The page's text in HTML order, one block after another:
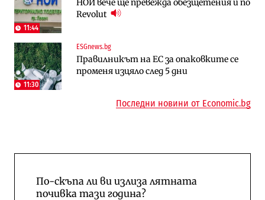
11:44
НОИ вече ще превежда обезщетения и по
Revolut
11:30
ESGnews.bg
Правилникът на ЕС за опаковките се
променя изцяло след 5 дни
Трафикът толкова е намалял, че големи
медии обмислят да се откажат
Компании
„Ендуросат“ ще строи огромен
космически и отбранителен център в
„Ендуросат“ ще строи огромен
космически и отбранителен център в
10:12
Енергетика
Държавният ТЕЦ „Марица изток 2“
работи с 5 блока
Последни новини от Economic.bg
По-скъпа ли ви излиза лятната
почивка тази година?